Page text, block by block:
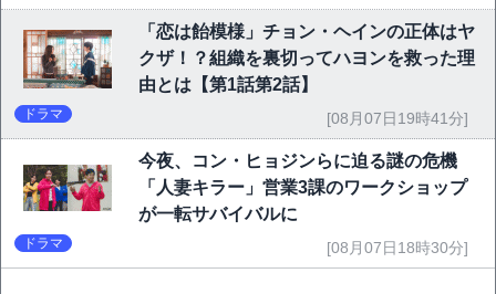
「恋は飴模様」チョン・ヘインの正体はヤ
クザ！？組織を裏切ってハヨンを救った理
由とは【第1話第2話】
ドラマ [08月07日19時41分]
今夜、コン・ヒョジンらに迫る謎の危機
「人妻キラー」営業3課のワークショップ
が一転サバイバルに
ドラマ [08月07日18時30分]